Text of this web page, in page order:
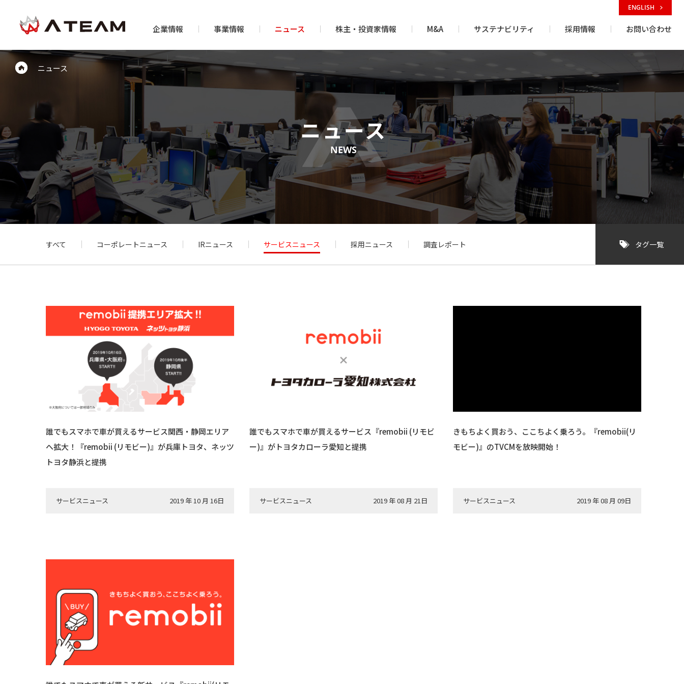
企業情報 事業情報 ニュース 株主・投資家情報 M&A サステナビリティ 採用情報 お問い合わせ
ENGLISH
ニュース
ニュース
NEWS
すべて コーポレートニュース IRニュース サービスニュース 採用ニュース 調査レポート タグ一覧
誰でもスマホで車が買えるサービス関西・静岡エリア
へ拡大！『remobii (リモビー)』が兵庫トヨタ、ネッツ
トヨタ静浜と提携
サービスニュース 2019 年 10 月 16日
誰でもスマホで車が買えるサービス『remobii (リモビ
ー)』がトヨタカローラ愛知と提携
サービスニュース 2019 年 08 月 21日
きもちよく買おう、ここちよく乗ろう。『remobii(リ
モビー)』のTVCMを放映開始！
サービスニュース 2019 年 08 月 09日